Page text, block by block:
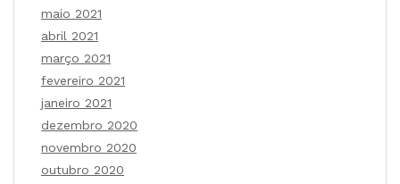
maio 2021
abril 2021
março 2021
fevereiro 2021
janeiro 2021
dezembro 2020
novembro 2020
outubro 2020